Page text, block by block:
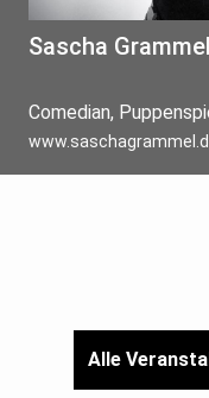
Sascha Grammel
Comedian,
Alle